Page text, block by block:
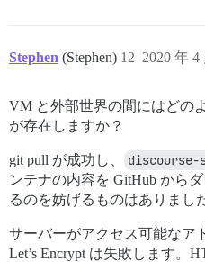
Stephen (Stephen) 2020 年 4
12
VM と外部世界の間にはどの
が存在しますか？
git pull が成功し、 discourse-
ンテナの内容を GitHub から
るのを妨げるものはありまし
サーバーがアクセス可能なア
Let’s Encrypt は失敗します。